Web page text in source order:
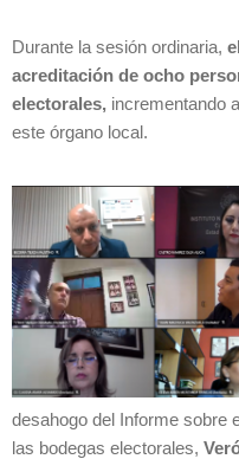
Durante la sesión ordinaria,
acreditación de ocho
electorales, incrementando
este órgano local.
desahogo del Informe sobre
las bodegas electorales,